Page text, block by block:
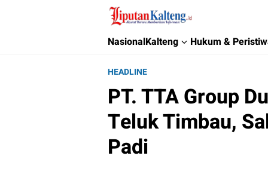
Liputan Kalteng
Akurat, Terpercaya & Independent
NasionalKalteng Hukum &
HEADLINE
PT. TTA Group
Teluk Timbau,
Padi